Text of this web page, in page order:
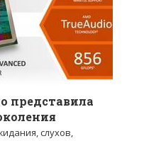
представила
слухов,